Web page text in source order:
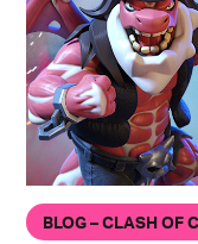
BLOG – CLASH OF